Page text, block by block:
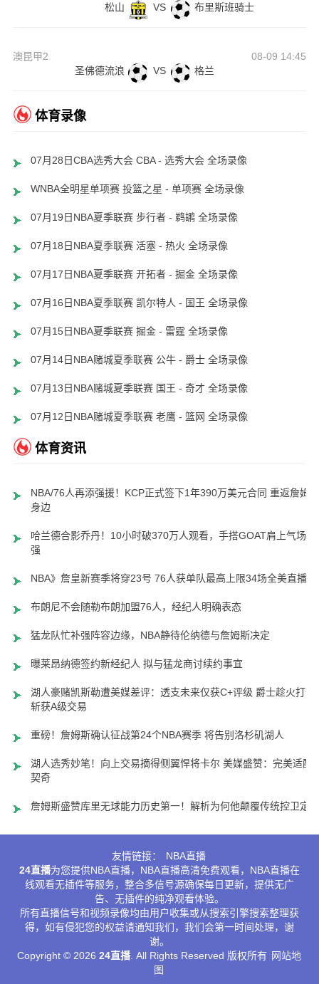
松山
VS 布里斯班骑士
澳昆甲2
08-09 14:45
圣佛德流浪
VS 格兰
体育录像
07月28日CBA选秀大会 CBA - 选秀大会 全场录像
WNBA全明星单项赛 投篮之星 - 单项赛 全场录像
07月19日NBA夏季联赛 步行者 - 鹈鹕 全场录像
07月18日NBA夏季联赛 活塞 - 热火 全场录像
07月17日NBA夏季联赛 开拓者 - 掘金 全场录像
07月16日NBA夏季联赛 凯尔特人 - 国王 全场录像
07月15日NBA夏季联赛 掘金 - 雷霆 全场录像
07月14日NBA赌城夏季联赛 公牛 - 爵士 全场录像
07月13日NBA赌城夏季联赛 国王 - 奇才 全场录像
07月12日NBA赌城夏季联赛 老鹰 - 篮网 全场录像
体育资讯
NBA/76人再添强援！KCP正式签下1年390万美元合同 重返詹姆斯
身边
哈兰德合影乔丹！10小时破370万人观看，手搭GOAT肩上气场超
强
NBA》詹皇新赛季将穿23号 76人获单队最高上限34场全美直播
布朗尼不会随勒布朗加盟76人，经纪人明确表态
猛龙队忙补强阵容边缘，NBA静待伦纳德与詹姆斯决定
曝莱昂纳德签约新经纪人 拟与猛龙商讨续约事宜
湖人豪赌凯斯勒遭美媒差评：透支未来仅获C+评级 爵士趁火打劫
斩获A级交易
重磅！詹姆斯确认征战第24个NBA赛季 将告别洛杉矶湖人
湖人选秀妙笔！向上交易摘得侧翼悍将卡尔 美媒盛赞：完美适配
契奇
詹姆斯盛赞库里无球能力历史第一！解析为何他颠覆传统控卫定义
友情链接：
NBA直播
24直播为您提供NBA直播，NBA直播高清免费观看，NBA直播在
线观看无插件等服务，整合多信号源确保每日更新，提供无广
告、无插件的纯净观看体验。
所有直播信号和视频录像均由用户收集或从搜索引擎搜索整理获
得，如有侵犯您的权益请通知我们，我们会第一时间处理，谢
谢。
Copyright © 202624直播 . All Rights Reserved 版权所有 网站地
图